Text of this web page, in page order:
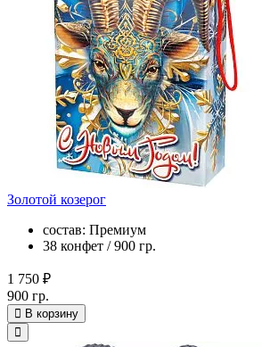
Золотой козерог
состав: Премиум
38 конфет / 900 гр.
1 750 ₽
900 гр.
В корзину